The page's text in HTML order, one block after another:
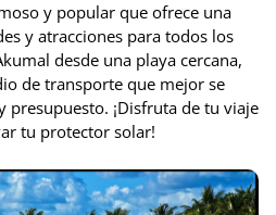
y popular que ofrece una
y atracciones para todos los
desde una playa cercana,
de transporte que mejor se
presupuesto. ¡Disfruta de tu viaje
tu protector solar!